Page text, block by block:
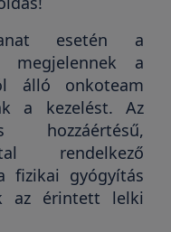
esetén a
a
álló onkoteam
a kezelést. Az
hozzáértésű,
rendelkező
fizikai gyógyítás
az érintett lelki